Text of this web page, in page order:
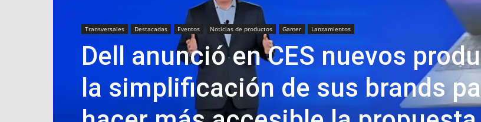
Transversales Destacadas Eventos Noticias de productos Gamer Lanzamientos
Dell anunció en CES nuevos
la simplificación de sus brands